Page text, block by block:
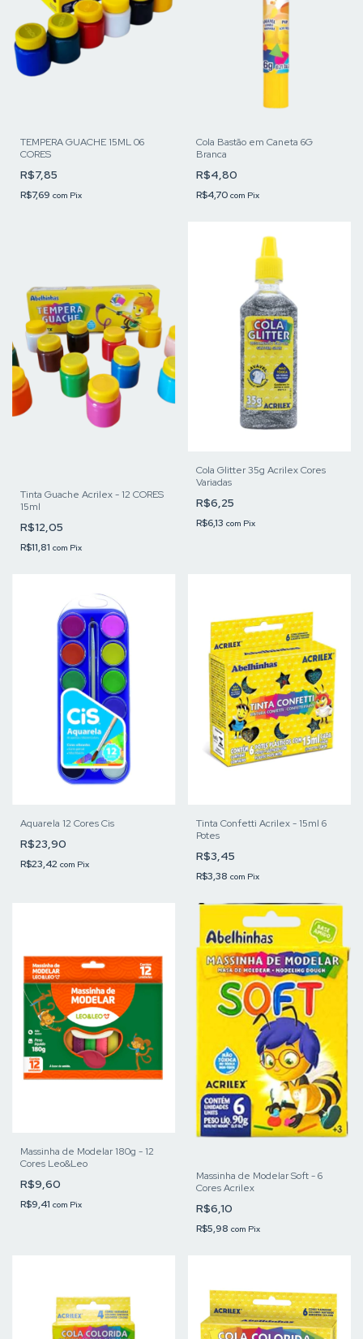
TEMPERA GUACHE 15ML 06
CORES
R$7,85
R$7,69 com Pix
Cola Bastão em Caneta 6G
Branca
R$4,80
R$4,70 com Pix
Tinta Guache Acrilex - 12 CORES
15ml
R$12,05
R$11,81 com Pix
Cola Glitter 35g Acrilex Cores
Variadas
R$6,25
R$6,13 com Pix
Aquarela 12 Cores Cis
R$23,90
R$23,42 com Pix
Tinta Confetti Acrilex - 15ml 6
Potes
R$3,45
R$3,38 com Pix
Massinha de Modelar 180g - 12
Cores Leo&Leo
R$9,60
R$9,41 com Pix
Massinha de Modelar Soft - 6
Cores Acrilex
R$6,10
R$5,98 com Pix